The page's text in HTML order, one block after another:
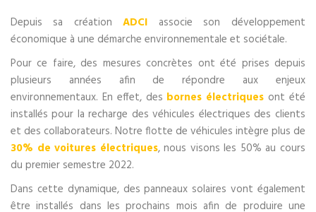
Depuis sa créationADCI associe son développement
économique à une démarche environnementale et sociétale.
Pour ce faire, des mesures concrètes ont été prises depuis
plusieurs années afin de répondre aux enjeux
environnementaux. En effet, des bornes électriques ont été
installés pour la recharge des véhicules électriques des clients
et des collaborateurs. Notre flotte de véhicules intègre plus de
30% de voitures électriques, nous visons les 50% au cours
du premier semestre 2022.
Dans cette dynamique, des panneaux solaires vont également
être installés dans les prochains mois afin de produire une